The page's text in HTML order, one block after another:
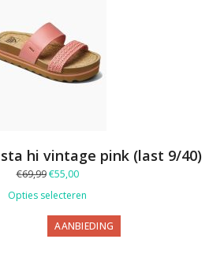
hi vintage pink (last 9/40)
€69,99 Oorspronkelijke
was:
€55,00Huidige
is:
Opties selecteren
AANBIEDING
IN